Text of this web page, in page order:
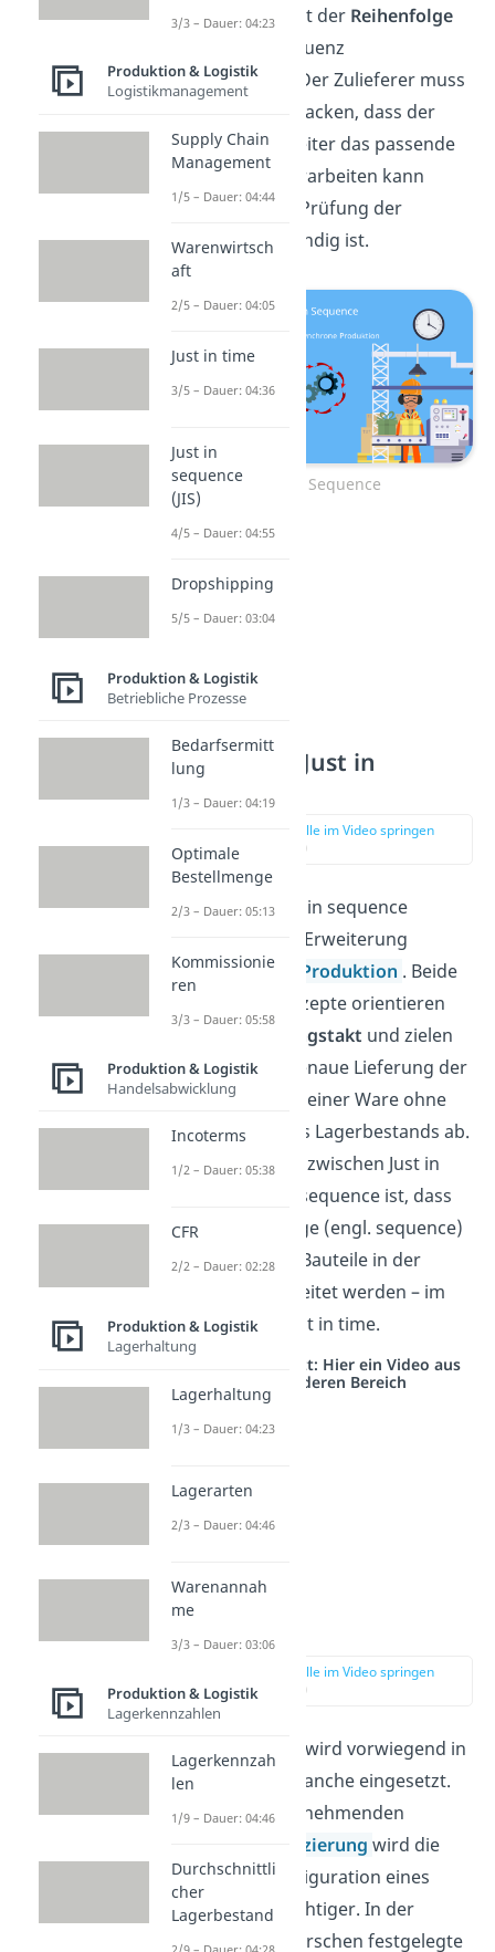
sondern auch mit der Reihenfolge
der Montagesequenz
übereinstimmt. Der Zulieferer muss
die Ware so verpacken, dass der
Montagemitarbeiter das passende
Bauteil direkt verarbeiten kann
ohne, dass eine Prüfung der
Lieferung notwendig ist.
Just in Sequence
Just in time Just in
sequence
zur Stelle im Video springen
(00:40)
Somit ist die Just in sequence
Produktion eine Erweiterung
derJust in time Produktion . Beide
Produktionskonzepte orientieren
Fertigungstakt und zielen
auf eine punktgenaue Lieferung der
richtigen Menge einer Ware ohne
den Aufbau eines Lagerbestands ab.
Der Unterschied zwischen Just in
time und Just in sequence ist, dass
JIS die Reihenfolge (engl. sequence)
beachtet, in der Bauteile in der
Montage verarbeitet werden – im
Gegensatz zu Just in time.
Studyflix vernetzt: Hier ein Video aus
einem anderen Bereich
Anwendung
zur Stelle im Video springen
(01:13)
Just in sequence wird vorwiegend in
der Automobilbranche eingesetzt.
Aufgrund der zunehmenden
Produktdifferenzierungwird die
individuelle Konfiguration eines
Autos immer wichtiger. In der
Endmontage herrschen festgelegte
3/3 – Dauer: 04:23
Produktion & Logistik
Logistikmanagement
Supply Chain
Management
1/5 – Dauer: 04:44
Warenwirtsch
aft
2/5 – Dauer: 04:05
Just in time
3/5 – Dauer: 04:36
Just in
sequence
(JIS)
4/5 – Dauer: 04:55
Dropshipping
5/5 – Dauer: 03:04
Produktion & Logistik
Betriebliche Prozesse
Bedarfsermitt
lung
1/3 – Dauer: 04:19
Optimale
Bestellmenge
2/3 – Dauer: 05:13
Kommissionie
ren
3/3 – Dauer: 05:58
Produktion & Logistik
Handelsabwicklung
Incoterms
1/2 – Dauer: 05:38
CFR
2/2 – Dauer: 02:28
Produktion & Logistik
Lagerhaltung
Lagerhaltung
1/3 – Dauer: 04:23
Lagerarten
2/3 – Dauer: 04:46
Warenannah
me
3/3 – Dauer: 03:06
Produktion & Logistik
Lagerkennzahlen
Lagerkennzah
len
1/9 – Dauer: 04:46
Durchschnittli
cher
Lagerbestand